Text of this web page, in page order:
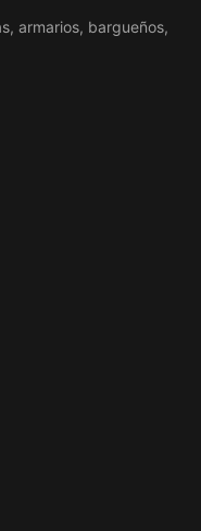
armarios, bargueños,